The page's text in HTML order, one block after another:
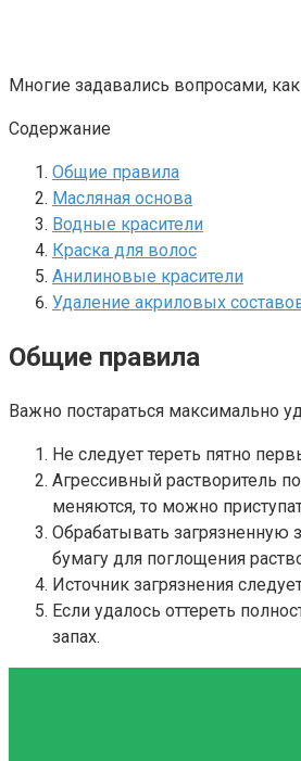
Многие задавались вопросами,
Содержание
Общие правила
Масляная основа
Водные красители
Краска для волос
Анилиновые красители
Удаление акриловых
Общие правила
Важно постараться максимально
Не следует тереть пятно
Агрессивный растворитель
меняются, то можно
Обрабатывать загрязненную
бумагу для поглощения
Источник загрязнения
Если удалось оттереть
запах.